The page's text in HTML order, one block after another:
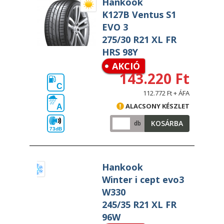
K127B Ventus S1
EVO 3
275/30 R21 XL FR
HRS 98Y
AKCIÓ
C
A
73dB
143.220 Ft
112.772 Ft + ÁFA
ALACSONY KÉSZLET
db KOSÁRBA
Hankook
Winter i cept evo3
W330
245/35 R21 XL FR
96W